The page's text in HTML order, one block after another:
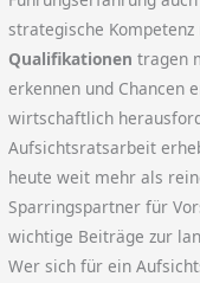
strategische
Qualifikationen tragen
erkennen und Chancen
wirtschaftlich
Aufsichtsratsarbeit
heute weit mehr als
Sparringspartner für
wichtige Beiträge zur
Wer sich für ein